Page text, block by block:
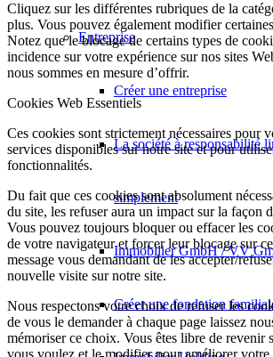
Entreprise
Créer une entreprise
La société à responsabilité
simplement
Immobilier GmbH / VV
Créer une fondation
Cliquez sur les différentes rubriques de la
plus. Vous pouvez également modifier
Notez que le blocage de certains types de
incidence sur votre expérience sur nos sites
nous sommes en mesure d’offrir.
Cookies Web Essentiels
Ces cookies sont strictement nécessaires pour
services disponibles sur notre site et pour
fonctionnalités.
Du fait que ces cookies sont absolument
du site, les refuser aura un impact sur la façon
Vous pouvez toujours bloquer ou effacer les
de votre navigateur et forcer leur blocage sur
message vous demandant de les accepter/
nouvelle visite sur notre site.
Nous respectons votre choix de refuser les
de vous le demander à chaque page laissez
mémoriser ce choix. Vous êtes libre de revenir